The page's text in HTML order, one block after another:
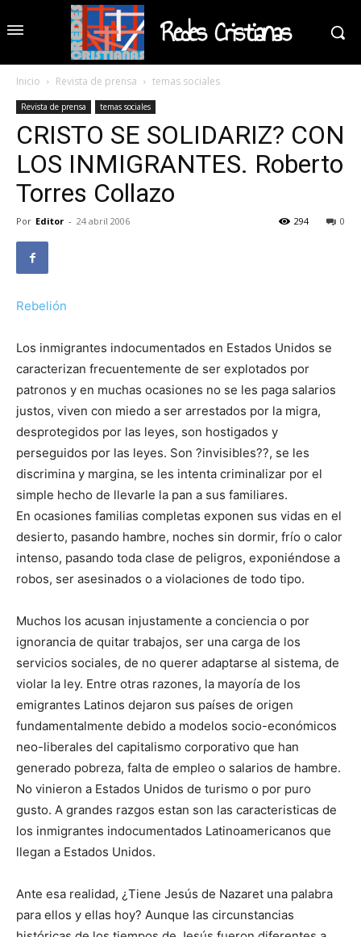
Redes Cristianas
Inicio Revista de prensa temas sociales
Revista de prensa temas sociales
CRISTO SE SOLIDARIZ? CON
LOS INMIGRANTES. Roberto
Torres Collazo
Por Editor - 24 abril 2006 0
294
Rebelión
Los inmigrantes indocumentados en Estados Unidos se
caracterizan frecuentemente de ser explotados por
patronos y en muchas ocasiones no se les paga salarios
justos, viven con miedo a ser arrestados por la migra,
desprotegidos por las leyes, son hostigados y
perseguidos por las leyes. Son ?invisibles??, se les
discrimina y margina, se les intenta criminalizar por el
simple hecho de llevarle la pan a sus familiares.
En ocasiones familias completas exponen sus vidas en el
desierto, pasando hambre, noches sin dormir, frío o calor
intenso, pasando toda clase de peligros, exponiéndose a
robos, ser asesinados o a violaciones de todo tipo.
Muchos los acusan injustamente a conciencia o por
ignorancia de quitar trabajos, ser una carga de los
servicios sociales, de no querer adaptarse al sistema, de
violar la ley. Entre otras razones, la mayoría de los
emigrantes Latinos dejaron sus países de origen
fundamentalmente debido a modelos socio-económicos
neo-liberales del capitalismo corporativo que han
generado pobreza, falta de empleo o salarios de hambre.
No vinieron a Estados Unidos de turismo o por puro
gusto. A grandes razgos estan son las caracteristicas de
los inmigrantes indocumentados Latinoamericanos que
llegan a Estados Unidos.
Ante esa realidad, ¿Tiene Jesús de Nazaret una palabra
para ellos y ellas hoy? Aunque las circunstancias